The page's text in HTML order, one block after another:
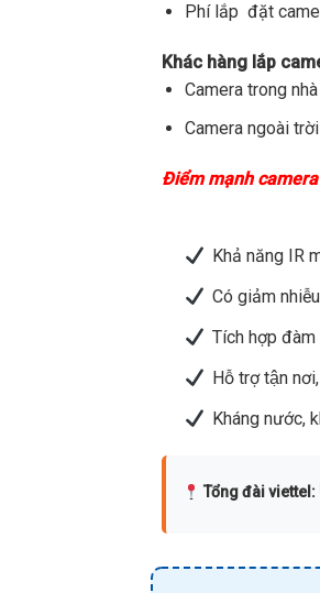
Phí lắp đặt
Khác hàng lắp
Camera trong
Camera ngoài
Điểm mạnh
Khả năng IR
Có giảm
Tích hợp
Hỗ trợ tận nơi,
Kháng nước,
Tổng đài viettel :